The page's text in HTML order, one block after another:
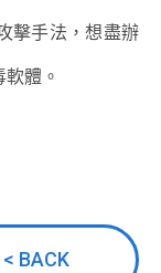
擊手法，想盡辦
體。
< BACK